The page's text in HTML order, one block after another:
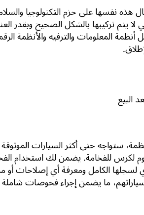
هذه نفسها على حزم التكنولوجيا
لا يتم تركيبها بالشكل الصحيح
المعلومات والترفيه والأنظمة
البيع
ستواجه حتى أكثر السيارات
لكزس للفخامة. يضمن لك استخدام
لسجلها الكامل ومعرفة أي إصلاحات
ما يضمن إجراء فحوصات